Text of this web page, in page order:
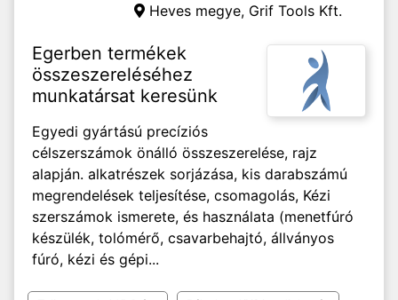
Heves megye, Grif Tools Kft.
Egerben termékek
összeszereléséhez
munkatársat keresünk
Egyedi gyártású precíziós
célszerszámok önálló összeszerelése, rajz
alapján. alkatrészek sorjázása, kis darabszámú
megrendelések teljesítése, csomagolás, Kézi
szerszámok ismerete, és használata (menetfúró
készülék, tolómérő, csavarbehajtó, állványos
fúró, kézi és gépi...